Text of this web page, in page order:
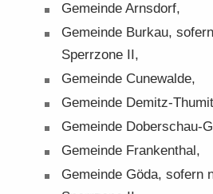
Ge­mein­de Arns­dorf,
Ge­mein­de Bur­kau,
Sperr­zo­ne II,
Ge­mein­de Cu­n­e­wal­de,
Ge­mein­de Demitz-​
Ge­mein­de Doberschau-​
Ge­mein­de Fran­ken­thal,
Ge­mein­de Göda, so­fern